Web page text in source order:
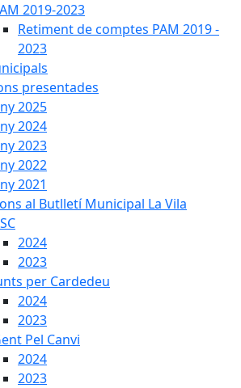
2019-2023
Retiment de comptes PAM 2019 -
2023
presentades
2025
2024
2023
2022
2021
al Butlletí Municipal La Vila
2024
2023
per Cardedeu
2024
2023
Pel Canvi
2024
2023